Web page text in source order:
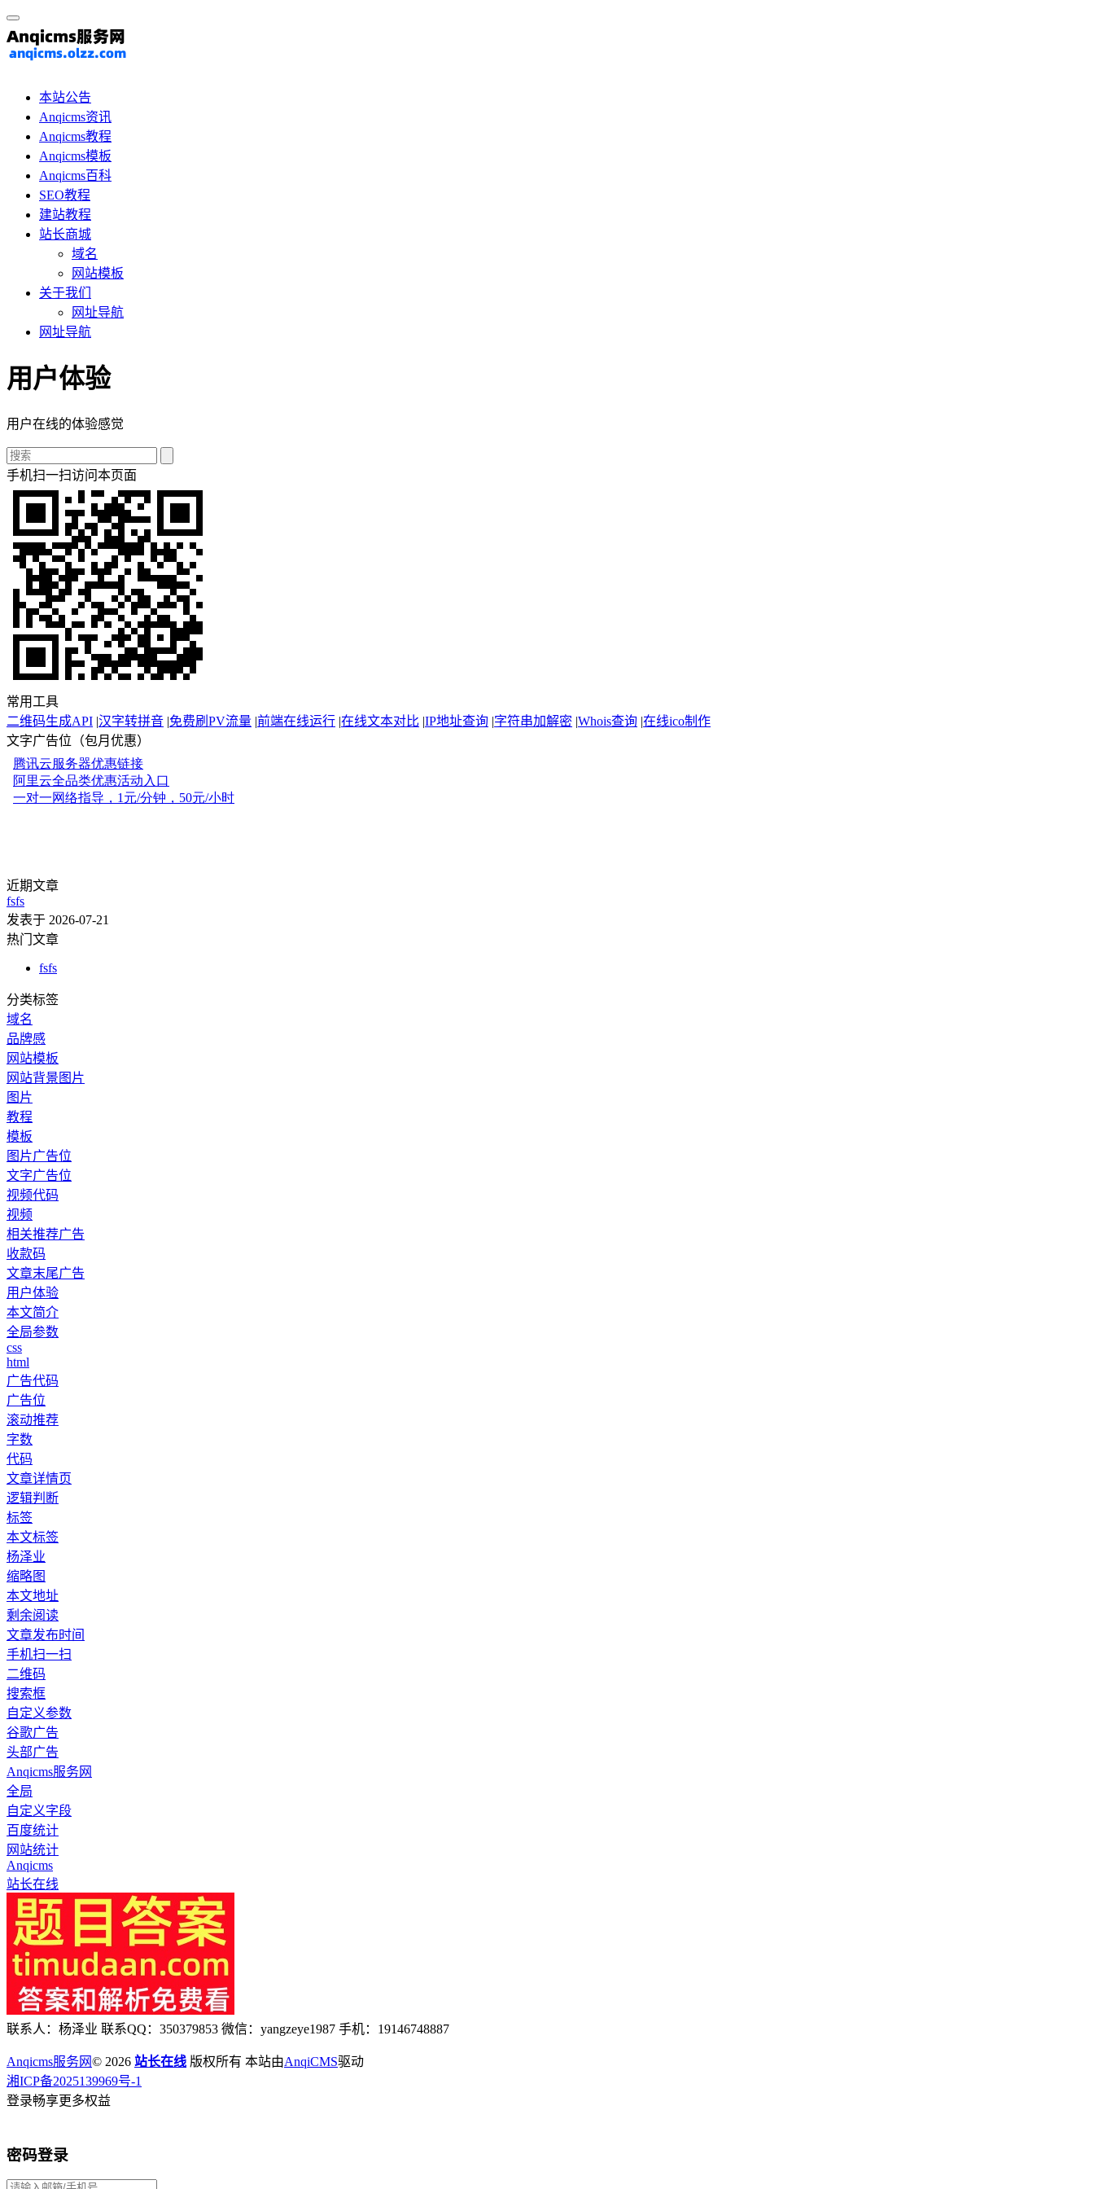
本站公告
Anqicms资讯
Anqicms教程
Anqicms模板
Anqicms百科
SEO教程
建站教程
站长商城
域名
网站模板
关于我们
网址导航
网址导航
用户体验
用户在线的体验感觉
手机扫一扫访问本页面
常用工具
二维码生成API |汉字转拼音 |免费刷PV流量 |前端在线运行 |在线文本对比 |IP地址查询 |字符串加解密 |Whois查询 |在线ico制作
文字广告位（包月优惠）
近期文章
fsfs
发表于 2026-07-21
热门文章
fsfs
分类标签
域名
品牌感
网站模板
网站背景图片
图片
教程
模板
图片广告位
文字广告位
视频代码
视频
相关推荐广告
收款码
文章末尾广告
用户体验
本文简介
全局参数
css
html
广告代码
广告位
滚动推荐
字数
代码
文章详情页
逻辑判断
标签
本文标签
杨泽业
缩略图
本文地址
剩余阅读
文章发布时间
手机扫一扫
二维码
搜索框
自定义参数
谷歌广告
头部广告
Anqicms服务网
全局
自定义字段
百度统计
网站统计
Anqicms
站长在线
联系人：杨泽业 联系QQ：350379853 微信：yangzeye1987 手机：19146748887
Anqicms服务网© 2026 站长在线 版权所有 本站由AnqiCMS驱动
湘ICP备2025139969号-1
登录畅享更多权益
密码登录